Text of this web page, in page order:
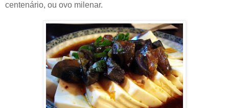
centenário, ou ovo milenar.